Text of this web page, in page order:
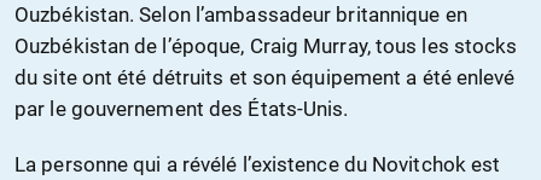
Ouzbékistan. Selon l’ambassadeur britannique en
Ouzbékistan de l’époque, Craig Murray, tous les stocks
du site ont été détruits et son équipement a été enlevé
par le gouvernement des États-Unis.
La personne qui a révélé l’existence du Novitchok est